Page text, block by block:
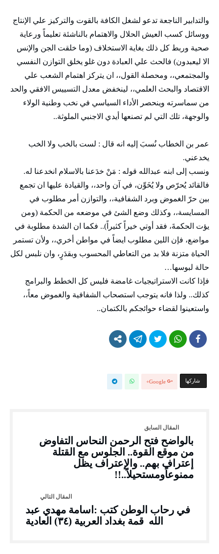
والتدابير الناجعة تدعو لشغل الكافة بالقوت والتركيز علي الإنتاج
ووسائل كسب العيش الحلال والاهتمام بالناشئة تعليماً ورعاية
صحية وربط كل ذلك بغاية الاستخلاف (وما خلقت الجن والإنس
الا ليعبدون) فالحث علي العبادة دون غلو يخلق التوازن النفسي
والمجتمعي،، ومحصلة القول،، ان يتركز اهتمام الشعب علي
الاقتصاد والبحث العلمي،، لينخفض معدل التسييس الافقي والحد
من سماسرته وينحصر الأداء السياسي في نخب وطنية الولاء
والوجهة، تلك التي لم تصنعها أيدي الاجنبي الملوثة..
عمر بن الخطاب نُسبَ إليه انه قال : لست بالخب ولا الخب
يخدعني.
ونسب إلى ابنه عبدالله قوله : مَنْ خدَعنا بالاسلام انخدعنا له.
فالقائد يُحرّص ولا يُخَوِّن، في آن واحد،، والقيادة عليها ان تجمع
بين حرّ الغموض وبرد الشفافية،، والتوازن أمر مطلوب في
المسايسة،، وكذلك وضع الشئ في موضعه من الحكمة (ومن
يؤت الحكمةَ، فقد أوتي خيراً كثيراً).. فكما ان الشدة مطلوبة في
مواضع، فإن اللين مطلوب ايضاً في مواطن أخري،، ولأن تستمر
الحياة متزنة فلا بد من التعاطي المحسوب وبقدَرٍ، وان نلبس لكل
حالة لبوسها…
فإذا كانت الاستراتيجيات غامضة فليس كل الخطط والبرامج
كذلك.. ولذا فانه يتوجب استصحاب الشفافية والغموض معاً،،
واستعينوا لقضاء حوائجكم بالكتمان..
‫‫ شاركها‬ Google+
بالواضح فتح الرحمن النحاس التفاوض
من موقع القوة.. الجلوس مع القتلة
إعتراف بهم.. والإعتراف يظل
ممنوعاًومستحيلاً..!!
في رحاب الوطن كتب :اسامة مهدي عبد
الله قمة بغداد العربية (٣٤) العادية